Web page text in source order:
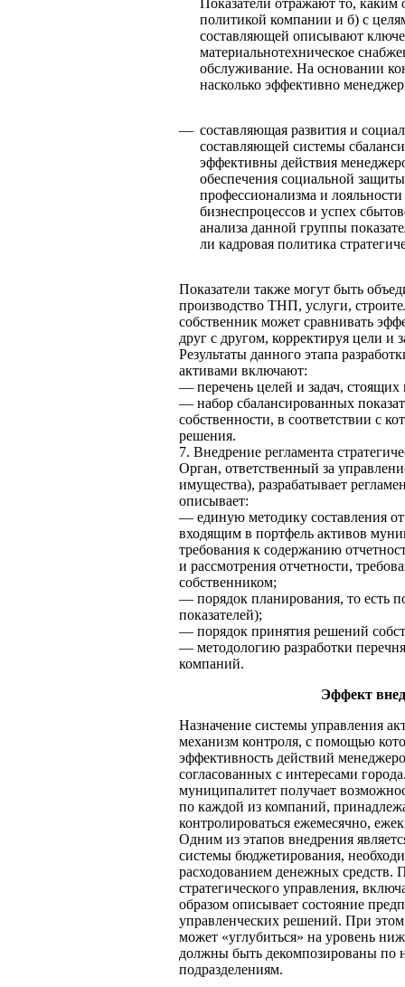
Показатели отражают то, каким
политикой компании и б) с
составляющей описывают
материальнотехническое
обслуживание. На основании
насколько эффективно
— составляющая развития и
составляющей системы
эффективны действия
обеспечения социальной
профессионализма и
бизнеспроцессов и успех
анализа данной группы
ли кадровая политика
Показатели также могут быть
производство ТНП, услуги,
собственник может сравнивать
друг с другом, корректируя цели и
Результаты данного этапа
активами включают:
— перечень целей и задач,
— набор сбалансированных
собственности, в соответствии с
решения.
7. Внедрение регламента
Орган, ответственный за
имущества), разрабатывает
описывает:
— единую методику составления
входящим в портфель активов
требования к содержанию
и рассмотрения отчетности,
собственником;
— порядок планирования, то есть
показателей);
— порядок принятия решений
— методологию разработки
компаний.
Эффект
Назначение системы управления
механизм контроля, с помощью
эффективность действий
согласованных с интересами
муниципалитет получает
по каждой из компаний,
контролироваться ежемесячно,
Одним из этапов внедрения
системы бюджетирования,
расходованием денежных средств.
стратегического управления,
образом описывает состояние
управленческих решений. При
может «углубиться» на уровень
должны быть декомпозированы по
подразделениям.